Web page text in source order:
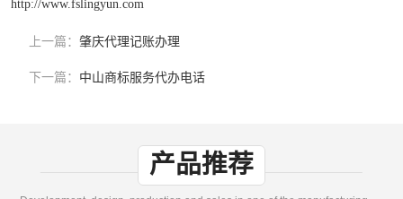
http://www.fslingyun.com
上一篇： 肇庆代理记账办理
下一篇： 中山商标服务代办电话
产品推荐